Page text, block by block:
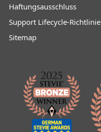
Haftungsausschluss
Support Lifecycle-Richtlinie
Sitemap